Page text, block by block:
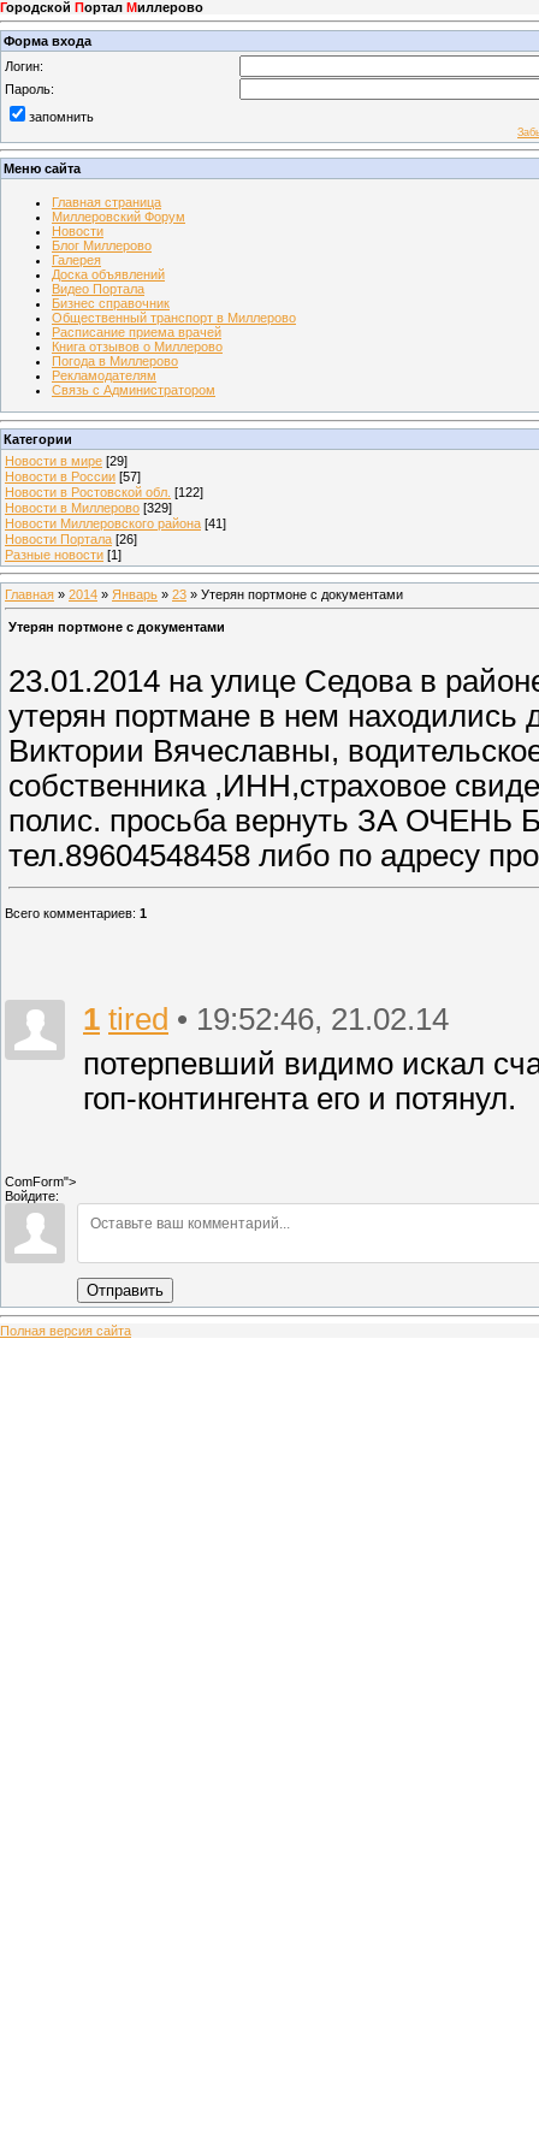
Городской Портал Миллерово
Форма входа
Логин:
Пароль:
запомнить
Меню сайта
Главная страница
Миллеровский Форум
Новости
Блог Миллерово
Галерея
Доска объявлений
Видео Портала
Бизнес справочник
Общественный транспорт в Миллерово
Расписание приема врачей
Книга отзывов о Миллерово
Погода в Миллерово
Рекламодателям
Связь с Администратором
Категории
Новости в мире [29]
Новости в России [57]
Новости в Ростовской обл. [122]
Новости в Миллерово [329]
Новости Миллеровского района [41]
Новости Портала [26]
Разные новости [1]
Главная » 2014 » Январь » 23 » Утерян портмоне с документами
Утерян портмоне с документами
23.01.2014 на улице Седова в
утерян портмане в нем находились
Виктории Вячеславны,
собственника ,ИНН,страховое
полис. просьба вернуть ЗА
тел.89604548458 либо по адресу
Всего комментариев: 1
1 tired • 19:52:46, 21.02.14
потерпевший видимо искал
гоп-контингента его и потянул.
ComForm">
Войдите:
Отправить
Полная версия сайта